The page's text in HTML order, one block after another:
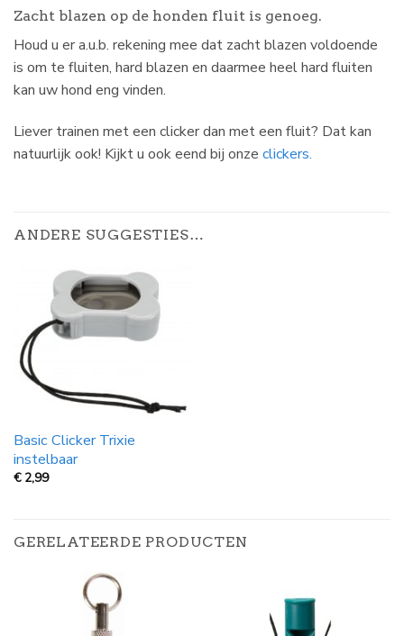
Zacht blazen op de honden fluit is genoeg.
Houd u er a.u.b. rekening mee dat zacht blazen voldoende
is om te fluiten, hard blazen en daarmee heel hard fluiten
kan uw hond eng vinden.
Liever trainen met een clicker dan met een fluit? Dat kan
natuurlijk ook! Kijkt u ook eend bij onze clickers.
ANDERE SUGGESTIES…
Basic Clicker Trixie
instelbaar
€ 2,99
GERELATEERDE PRODUCTEN